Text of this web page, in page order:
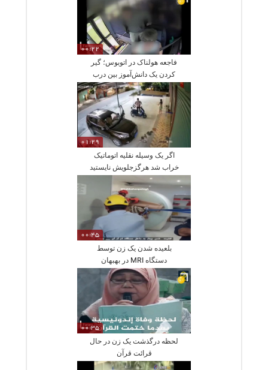
00:22
فاجعه هولناک در اتوبوس؛ گیر
کردن یک دانش‌آموز بین درب
کشیده شدن روی زمین
01:29
اگر یک وسیله نقلیه اتوماتیک
خراب شد هرگزجلویش نایستید
00:45
بلعیده شدن یک زن توسط
دستگاه MRI در بهبهان
00:35
لحظه درگذشت یک زن در حال
قرائت قرآن